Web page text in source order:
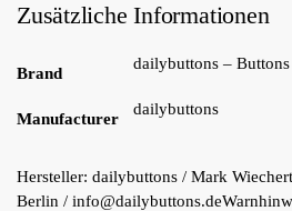
Zusätzliche Informationen
Brand
dailybuttons –
Manufacturer
dailybuttons
Hersteller: dailybuttons / Mark
Berlin / info@dailybuttons.de